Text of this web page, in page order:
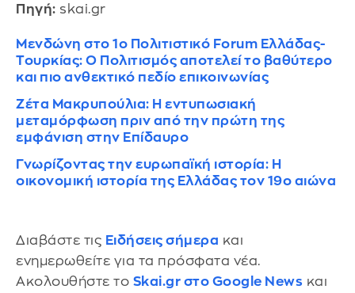
Πηγή: skai.gr
Μενδώνη στο 1ο Πολιτιστικό Forum Ελλάδας-
Τουρκίας: Ο Πολιτισμός αποτελεί το βαθύτερο
και πιο ανθεκτικό πεδίο επικοινωνίας
Ζέτα Μακρυπούλια: Η εντυπωσιακή
μεταμόρφωση πριν από την πρώτη της
εμφάνιση στην Επίδαυρο
Γνωρίζοντας την ευρωπαϊκή ιστορία: H
οικονομική ιστορία της Ελλάδας τον 19ο αιώνα
Διαβάστε τις Ειδήσεις σήμερα και
ενημερωθείτε για τα πρόσφατα νέα.
Ακολουθήστε το Skai.gr στο Google News και